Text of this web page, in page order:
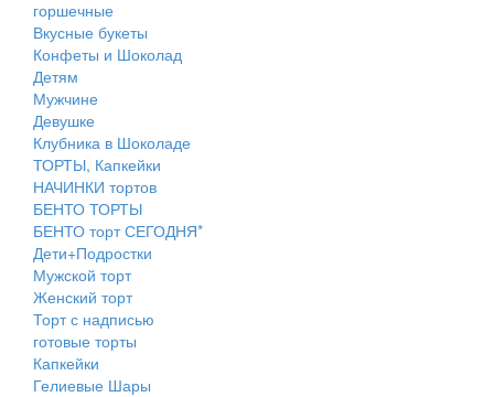
горшечные
Вкусные букеты
Конфеты и Шоколад
Детям
Мужчине
Девушке
Клубника в Шоколаде
ТОРТЫ, Капкейки
НАЧИНКИ тортов
БЕНТО ТОРТЫ
БЕНТО торт СЕГОДНЯ*
Дети+Подростки
Мужской торт
Женский торт
Торт с надписью
готовые торты
Капкейки
Гелиевые Шары